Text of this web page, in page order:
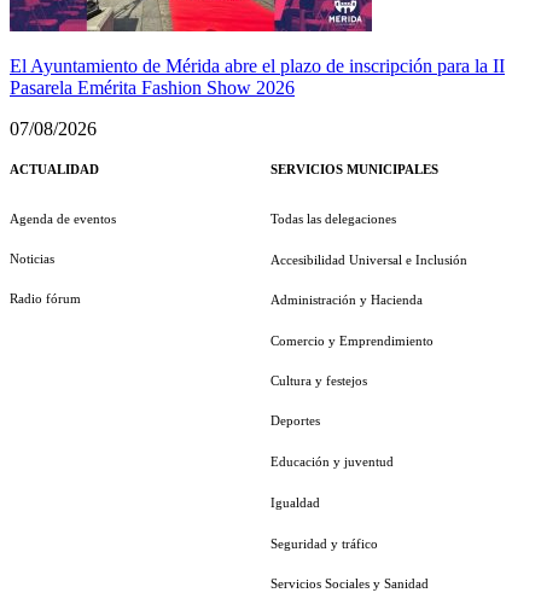
El Ayuntamiento de Mérida abre el plazo de inscripción para la II
Pasarela Emérita Fashion Show 2026
07/08/2026
ACTUALIDAD
Agenda de eventos
Noticias
Radio fórum
SERVICIOS MUNICIPALES
Todas las delegaciones
Accesibilidad Universal e Inclusión
Administración y Hacienda
Comercio y Emprendimiento
Cultura y festejos
Deportes
Educación y juventud
Igualdad
Seguridad y tráfico
Servicios Sociales y Sanidad